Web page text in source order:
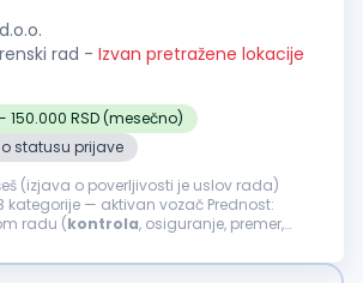
rad - Izvan pretražene lokacije
150.000 RSD (mesečno)
statusu prijave
(izjava o poverljivosti je uslov rada)
— aktivan vozač Prednost:
radu (kontrola, osiguranje, premer,